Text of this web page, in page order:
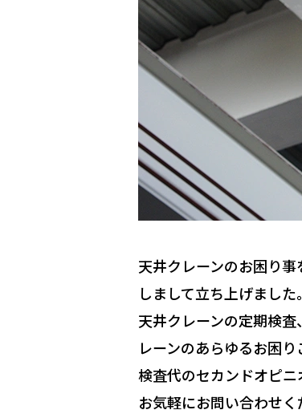
天井クレーンのお困り
しまして立ち上げました。
天井クレーンの定期検
レーンのあらゆるお困り
検査代のセカンドオピニ
お気軽にお問い合わせく